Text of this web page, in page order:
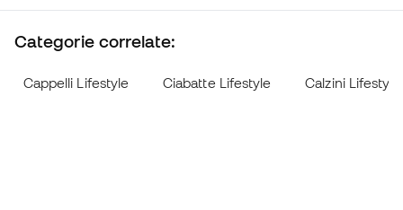
Categorie correlate:
Cappelli Lifestyle Ciabatte Lifestyle Calzini Lifestyle